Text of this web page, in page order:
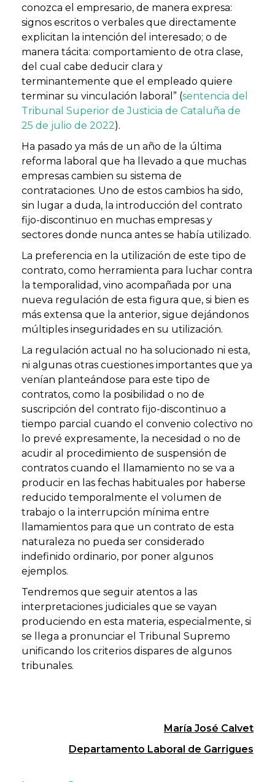
conozca el empresario, de manera expresa:
signos escritos o verbales que directamente
explicitan la intención del interesado; o de
manera tácita: comportamiento de otra clase,
del cual cabe deducir clara y
terminantemente que el empleado quiere
terminar su vinculación laboral” (sentencia del
Tribunal Superior de Justicia de Cataluña de
25 de julio de 2022).
Ha pasado ya más de un año de la última
reforma laboral que ha llevado a que muchas
empresas cambien su sistema de
contrataciones. Uno de estos cambios ha sido,
sin lugar a duda, la introducción del contrato
fijo-discontinuo en muchas empresas y
sectores donde nunca antes se había utilizado.
La preferencia en la utilización de este tipo de
contrato, como herramienta para luchar contra
la temporalidad, vino acompañada por una
nueva regulación de esta figura que, si bien es
más extensa que la anterior, sigue dejándonos
múltiples inseguridades en su utilización.
La regulación actual no ha solucionado ni esta,
ni algunas otras cuestiones importantes que ya
venían planteándose para este tipo de
contratos, como la posibilidad o no de
suscripción del contrato fijo-discontinuo a
tiempo parcial cuando el convenio colectivo no
lo prevé expresamente, la necesidad o no de
acudir al procedimiento de suspensión de
contratos cuando el llamamiento no se va a
producir en las fechas habituales por haberse
reducido temporalmente el volumen de
trabajo o la interrupción mínima entre
llamamientos para que un contrato de esta
naturaleza no pueda ser considerado
indefinido ordinario, por poner algunos
ejemplos.
Tendremos que seguir atentos a las
interpretaciones judiciales que se vayan
produciendo en esta materia, especialmente, si
se llega a pronunciar el Tribunal Supremo
unificando los criterios dispares de algunos
tribunales.
María José Calvet
Departamento Laboral de Garrigues